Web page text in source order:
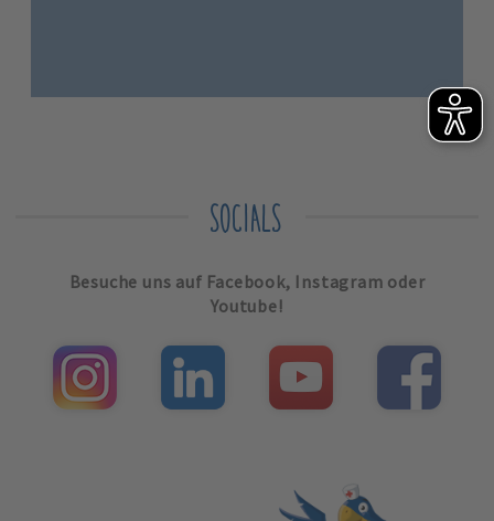
SOCIALS
Besuche uns auf Facebook, Instagram oder
Youtube!